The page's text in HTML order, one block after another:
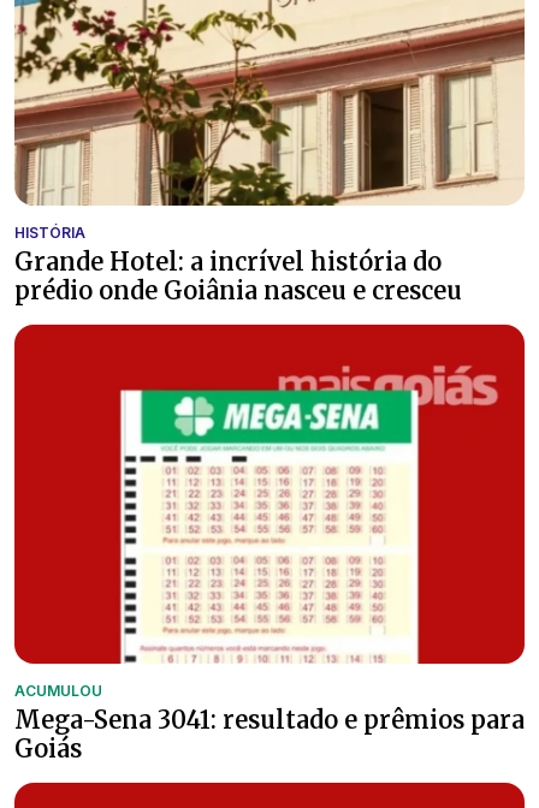
HISTÓRIA
Grande Hotel: a incrível história do
prédio onde Goiânia nasceu e cresceu
ACUMULOU
Mega-Sena 3041: resultado e prêmios para
Goiás